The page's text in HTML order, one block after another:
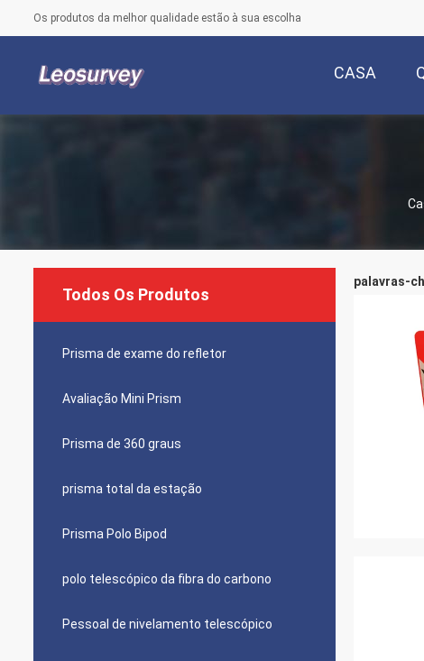
Os produtos da melhor qualidade estão à sua escolha
CASA
Todos Os Produtos
Prisma de exame do refletor
Avaliação Mini Prism
Prisma de 360 graus
prisma total da estação
Prisma Polo Bipod
polo telescópico da fibra do carbono
Pessoal de nivelamento telescópico
palavras-